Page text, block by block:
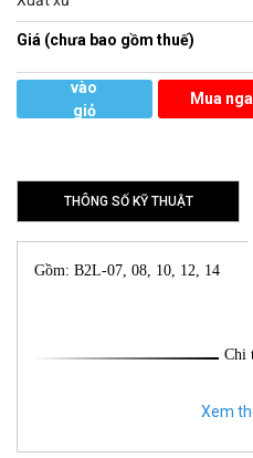
Giá (chưa bao gồm thuế)
vào
giỏ
Mua
THÔNG SỐ KỸ THUẬT
Gồm: B2L-07, 08, 10, 12, 14
Chi
Xem